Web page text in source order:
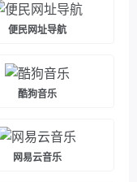
便民网址导航
酷狗音乐
网易云音乐